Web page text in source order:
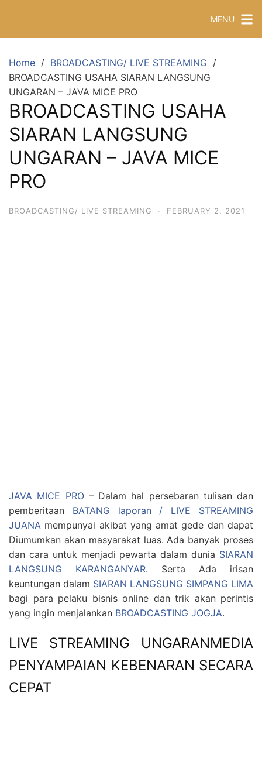
MENU
Home
BROADCASTING/ LIVE STREAMING
BROADCASTING USAHA SIARAN LANGSUNG
UNGARAN – JAVA MICE PRO
BROADCASTING USAHA
SIARAN LANGSUNG
UNGARAN – JAVA MICE
PRO
BROADCASTING/ LIVE STREAMING · FEBRUARY 2, 2021
JAVA MICE PRO– Dalam hal persebaran tulisan dan
pemberitaan BATANG laporan / LIVE STREAMING
JUANA mempunyai akibat yang amat gede dan dapat
Diumumkan akan masyarakat luas. Ada banyak proses
dan cara untuk menjadi pewarta dalam dunia SIARAN
LANGSUNG KARANGANYAR. Serta Ada irisan
keuntungan dalam SIARAN LANGSUNG SIMPANG LIMA
bagi para pelaku bisnis online dan trik akan perintis
yang ingin menjalankan BROADCASTING JOGJA.
LIVE STREAMING UNGARANMEDIA
PENYAMPAIAN KEBENARAN SECARA
CEPAT